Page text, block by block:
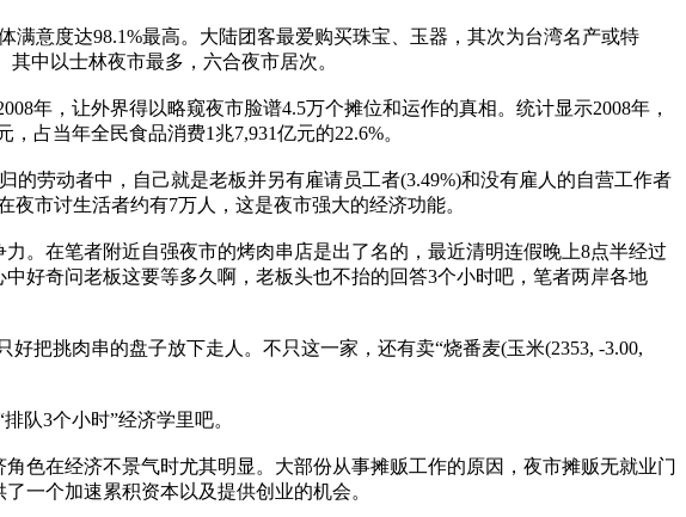
意度达98.1%最高。大陆团客最爱购买珠宝、玉器，其次为台湾名产或特
中以士林夜市最多，六合夜市居次。
，让外界得以略窥夜市脸谱4.5万个摊位和运作的真相。统计显示2008年，
占当年全民食品消费1兆7,931亿元的22.6%。
劳动者中，自己就是老板并另有雇请员工者(3.49%)和没有雇人的自营工作者
夜市讨生活者约有7万人，这是夜市强大的经济功能。
在笔者附近自强夜市的烤肉串店是出了名的，最近清明连假晚上8点半经过
好奇问老板这要等多久啊，老板头也不抬的回答3个小时吧，笔者两岸各地
挑肉串的盘子放下走人。不只这一家，还有卖“烧番麦(玉米(2353, -3.00,
队3个小时”经济学里吧。
在经济不景气时尤其明显。大部份从事摊贩工作的原因，夜市摊贩无就业门
一个加速累积资本以及提供创业的机会。